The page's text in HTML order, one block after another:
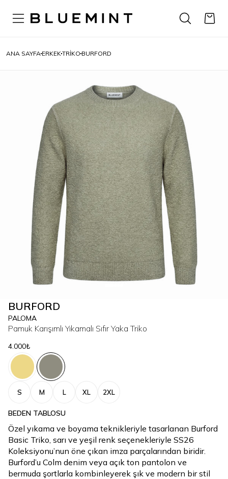
ANA SAYFA ERKEKTRIKO BURFORD
BURFORD
PALOMA
Pamuk Karışımlı Yıkamalı Sıfır Yaka Triko
4.000₺
S M L XL 2XL
BEDEN TABLOSU
Özel yıkama ve boyama teknikleriyle tasarlanan Burford
Basic Triko, sarı ve yeşil renk seçenekleriyle SS26
Koleksiyonu’nun öne çıkan imza parçalarından biridir.
Burford’u Colm denim veya açık ton pantolon ve
bermuda şortlarla kombinleyerek şık ve modern bir stil